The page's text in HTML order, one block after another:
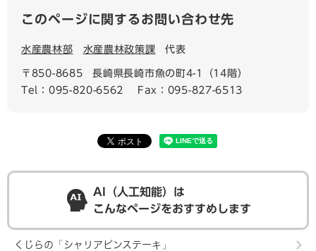
このページに関するお問い合わせ先
水産農林部 水産農林政策課 代表
〒850-8685
長崎県長崎市魚の町4-1（14階）
Tel：095-820-6562
Fax：095-827-6513
AI（人工知能）は
こんなページをおすすめします
くじらの「シャリアピンステーキ」